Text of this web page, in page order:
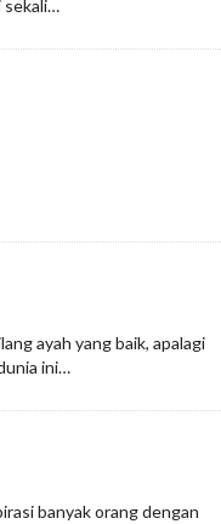
sekali…
ayah yang baik, apalagi
ini…
banyak orang dengan